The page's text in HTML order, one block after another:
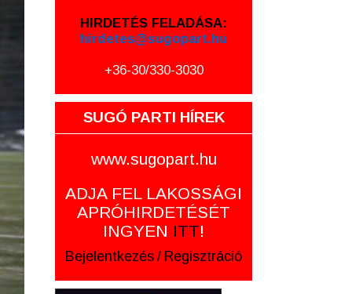
HIRDETÉS FELADÁSA:
hirdetes@sugopart.hu
+36-30/330-3030
SUGÓ PARTI HÍREK
www.sugopart.hu
ADJA FEL LAKOSSÁGI
APRÓHIRDETÉSÉT
INGYEN ITT!
Bejelentkezés / Regisztráció